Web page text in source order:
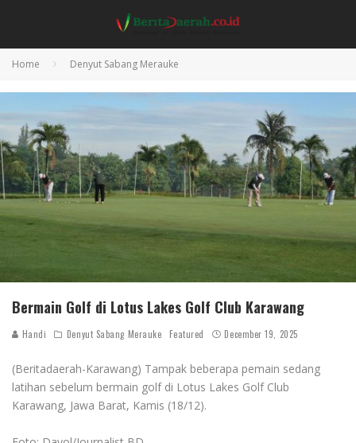
Home Denyut Sabang Merauke
Bermain Golf di Lotus Lakes Golf Club Karawang
Handi Denyut Sabang Merauke Featured December 19, 2025
(Beritadaerah-Karawang) Tampak beberapa pemain sedang
latihan sebelum bermain golf di Lotus Lakes Golf Club
Karawang, Jawa Barat, Kamis (18/12).